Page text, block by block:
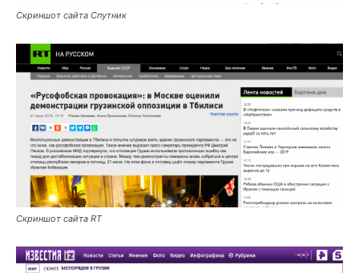
Скриншот сайта Спутник
Скриншот сайта RT